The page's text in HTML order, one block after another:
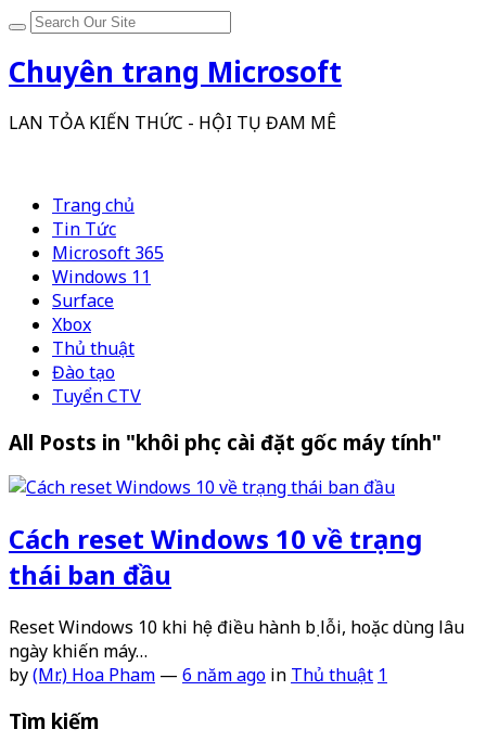
Chuyên trang Microsoft
LAN TỎA KIẾN THỨC - HỘI TỤ ĐAM MÊ
Trang chủ
Tin Tức
Microsoft 365
Windows 11
Surface
Xbox
Thủ thuật
Đào tạo
Tuyển CTV
All Posts in "khôi phục cài đặt gốc máy tính"
Cách reset Windows 10 về trạng
thái ban đầu
Reset Windows 10 khi hệ điều hành bị lỗi, hoặc dùng lâu
ngày khiến máy…
by(Mr.) Hoa Pham — 6 năm ago in Thủ thuật 1
Tìm kiếm